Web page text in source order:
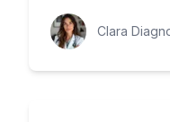
passiert, wenn
verletzt ...
Clara